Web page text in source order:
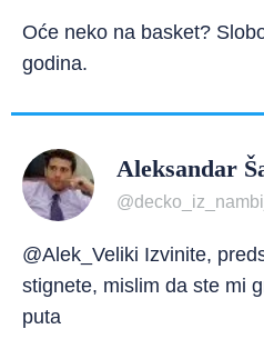
Oće neko na basket?
godina.
Aleksandar
@Alek_Veliki Izvinite,
stignete, mislim da ste mi
puta